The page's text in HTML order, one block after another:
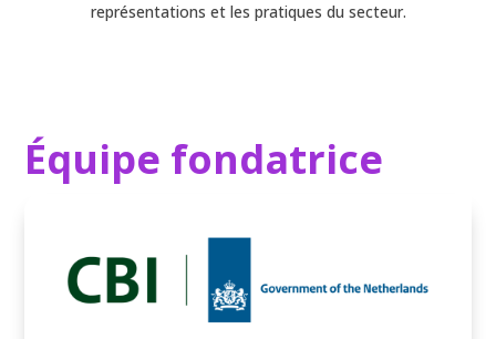
représentations et les pratiques du secteur.
Équipe fondatrice